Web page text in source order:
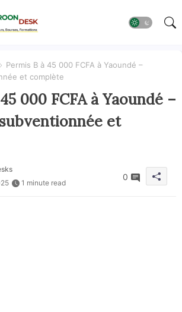
Permis B à 45 000 FCFA à Yaoundé –
et complète
000 FCFA à Yaoundé –
et
1 minute read
0